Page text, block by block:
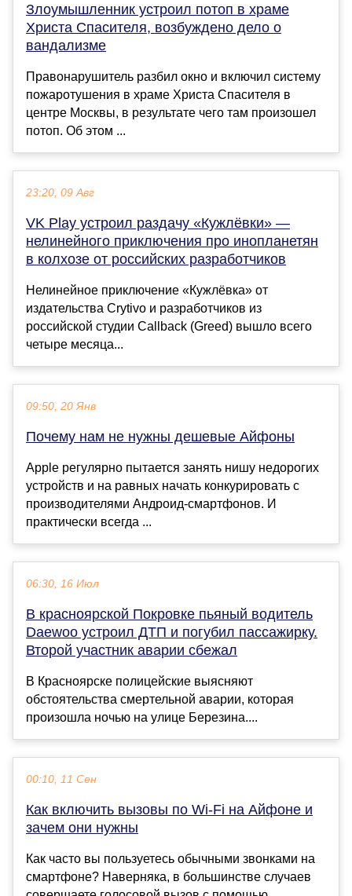
Злоумышленник устроил потоп в храме
Христа Спасителя, возбуждено дело о
вандализме
Правонарушитель разбил окно и включил систему
пожаротушения в храме Христа Спасителя в
центре Москвы, в результате чего там произошел
потоп. Об этом ...
23:20, 09 Авг
VK Play устроил раздачу «Кужлёвки» —
нелинейного приключения про инопланетян
в колхозе от российских разработчиков
Нелинейное приключение «Кужлёвка» от
издательства Crytivo и разработчиков из
российской студии Callback (Greed) вышло всего
четыре месяца...
09:50, 20 Янв
Почему нам не нужны дешевые Айфоны
Apple регулярно пытается занять нишу недорогих
устройств и на равных начать конкурировать с
производителями Андроид-смартфонов. И
практически всегда ...
06:30, 16 Июл
В красноярской Покровке пьяный водитель
Daewoo устроил ДТП и погубил пассажирку.
Второй участник аварии сбежал
В Красноярске полицейские выясняют
обстоятельства смертельной аварии, которая
произошла ночью на улице Березина....
00:10, 11 Сен
Как включить вызовы по Wi-Fi на Айфоне и
зачем они нужны
Как часто вы пользуетесь обычными звонками на
смартфоне? Наверняка, в большинстве случаев